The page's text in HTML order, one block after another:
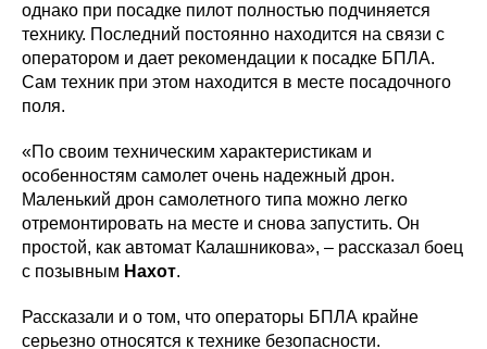
однако при посадке пилот полностью подчиняется
технику. Последний постоянно находится на связи с
оператором и дает рекомендации к посадке БПЛА.
Сам техник при этом находится в месте посадочного
поля.
«По своим техническим характеристикам и
особенностям самолет очень надежный дрон.
Маленький дрон самолетного типа можно легко
отремонтировать на месте и снова запустить. Он
простой, как автомат Калашникова», – рассказал боец
с позывным Нахот.
Рассказали и о том, что операторы БПЛА крайне
серьезно относятся к технике безопасности.